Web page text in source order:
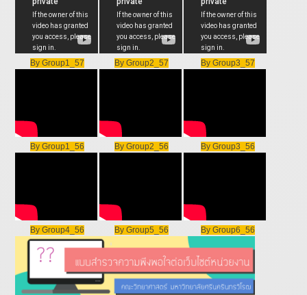
By Group1_57 By Group2_57 By Group3_57
By Group1_56 By Group2_56 By Group3_56
By Group4_56 By Group5_56 By Group6_56